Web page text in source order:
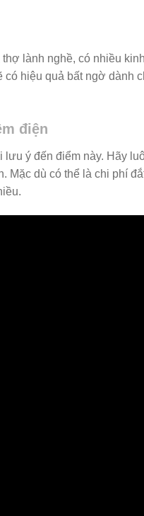
lành nghề, có nhiều
có hiệu quả bất ngờ dành
điện
lưu ý đến điểm này. Hãy
Mặc dù có thể là chi phí